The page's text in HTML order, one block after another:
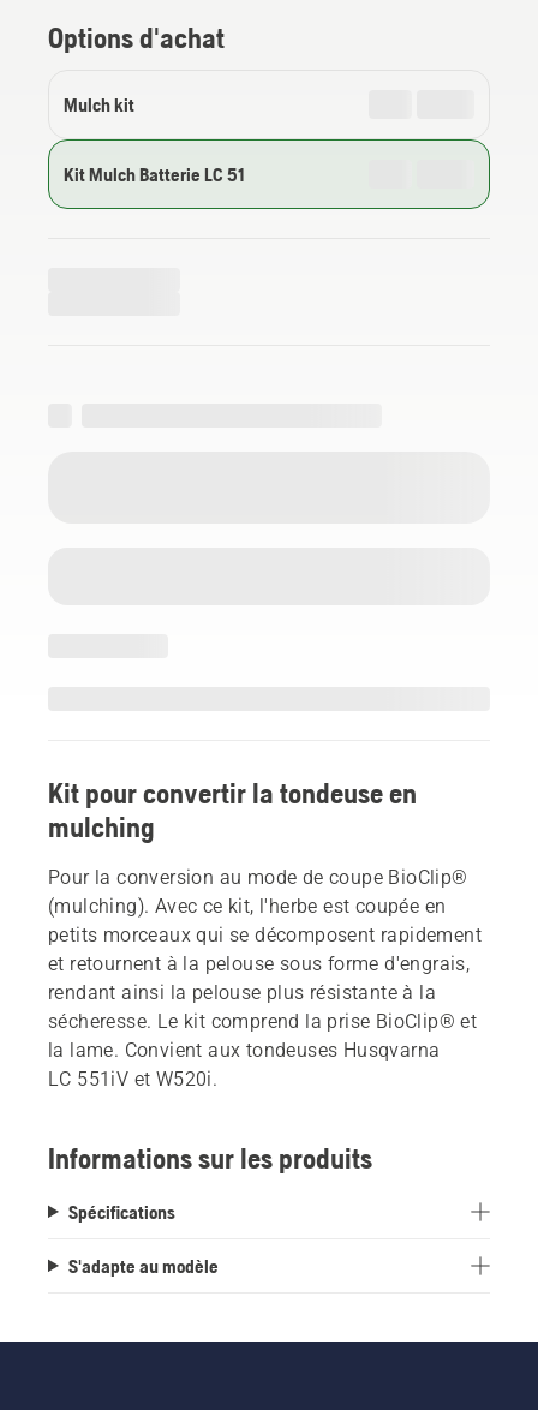
Options d'achat
Mulch kit
Kit Mulch Batterie LC 51
Kit pour convertir la tondeuse en
mulching
Pour la conversion au mode de coupe BioClip®
(mulching). Avec ce kit, l'herbe est coupée en
petits morceaux qui se décomposent rapidement
et retournent à la pelouse sous forme d'engrais,
rendant ainsi la pelouse plus résistante à la
sécheresse. Le kit comprend la prise BioClip® et
la lame. Convient aux tondeuses Husqvarna
LC 551iV et W520i.
Informations sur les produits
Spécifications
S'adapte au modèle